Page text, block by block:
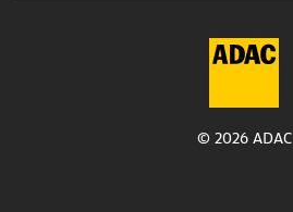
© 2026 ADAC